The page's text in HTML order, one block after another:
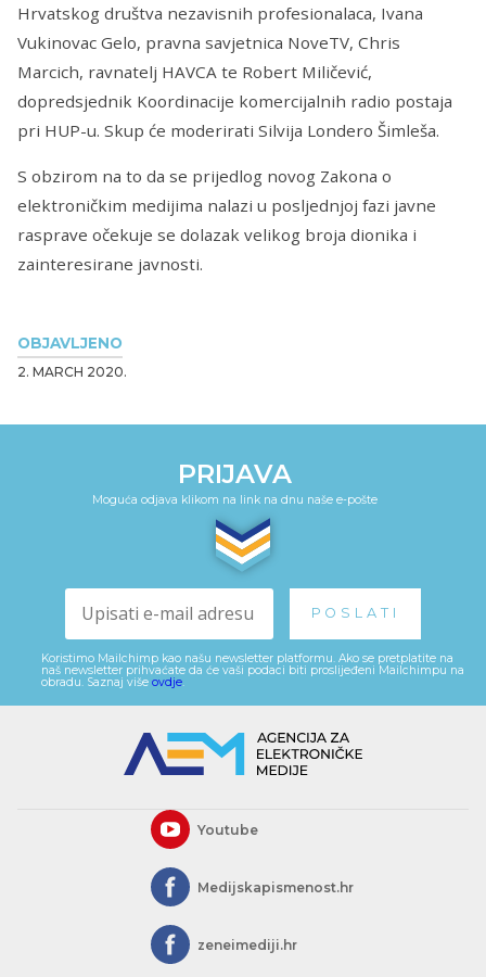
OBJAVLJENO
2. MARCH 2020.
Hrvatskog društva nezavisnih profesionalaca, Ivana
Vukinovac Gelo, pravna savjetnica NoveTV, Chris
Marcich, ravnatelj HAVCA te Robert Miličević,
dopredsjednik Koordinacije komercijalnih radio postaja
pri HUP-u. Skup će moderirati Silvija Londero Šimleša.
S obzirom na to da se prijedlog novog Zakona o
elektroničkim medijima nalazi u posljednjoj fazi javne
rasprave očekuje se dolazak velikog broja dionika i
zainteresirane javnosti.
PRIJAVA
Moguća odjava klikom na link na dnu naše e-pošte
Koristimo Mailchimp kao našu newsletter platformu. Ako se pretplatite na
naš newsletter prihvaćate da će vaši podaci biti proslijeđeni Mailchimpu na
obradu. Saznaj više ovdje.
Youtube
Medijskapismenost.hr
zeneimediji.hr